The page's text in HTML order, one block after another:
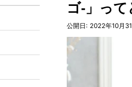
ゴ-」っ
公開日: 2022年10月